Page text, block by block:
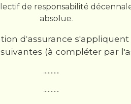
de responsabilité
absolue.
d'assurance
(à compléter par
...........
...........